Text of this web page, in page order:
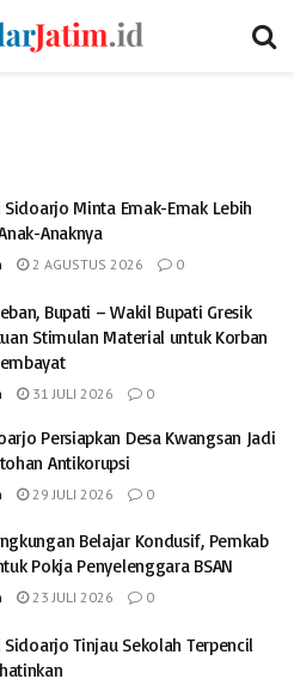
Minta Emak-Emak Lebih
Anaknya
2 AGUSTUS 2026 0
Bupati – Wakil Bupati Gresik
Stimulan Material untuk Korban
31 JULI 2026 0
Persiapkan Desa Kwangsan Jadi
Antikorupsi
29 JULI 2026 0
Belajar Kondusif, Pemkab
Pokja Penyelenggara BSAN
23 JULI 2026 0
Tinjau Sekolah Terpencil